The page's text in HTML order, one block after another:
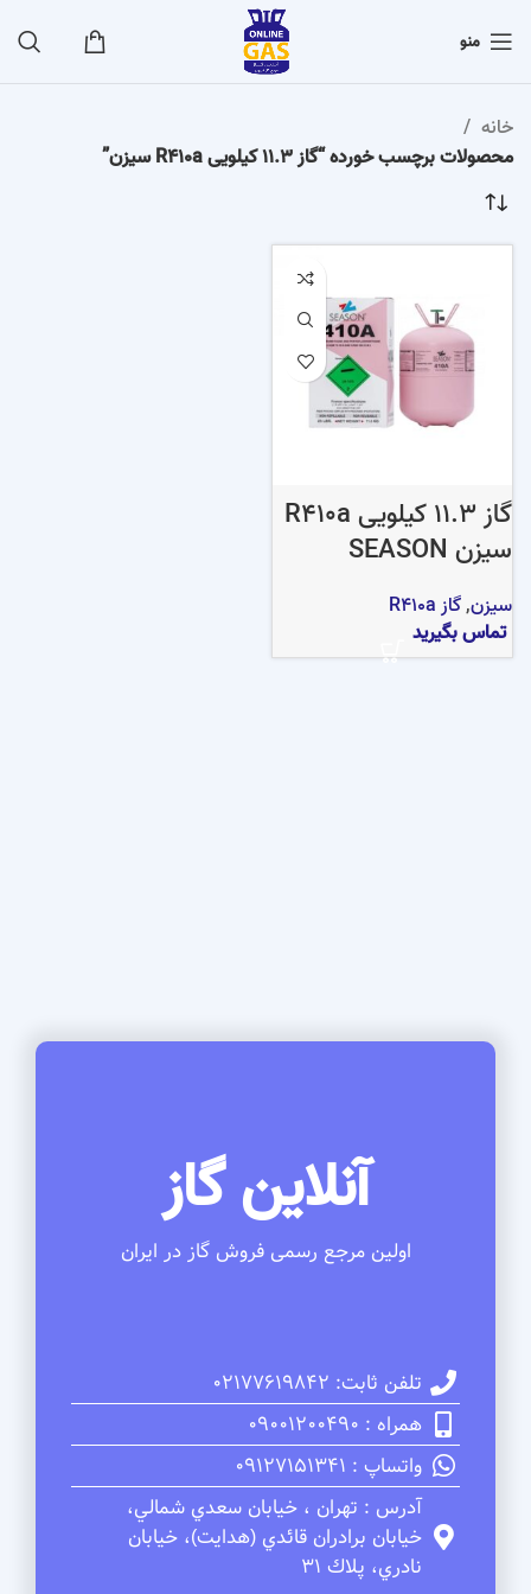
منو
خانه
محصولات برچسب خورده “گاز 11.3 کیلویی R410a سیزن”
گاز 11.3 کیلویی R410a
سیزن SEASON
سیزن,گاز R410a
تماس بگیرید
آنلاین گاز
اولین مرجع رسمی فروش گاز در ایران
تلفن ثابت: 02177619842
همراه : 09001200490
واتساپ : 09127151341
آدرس : تهران ، خيابان سعدي شمالي،
خيابان برادران قائدي (هدايت)، خيابان
نادري، پلاك 31